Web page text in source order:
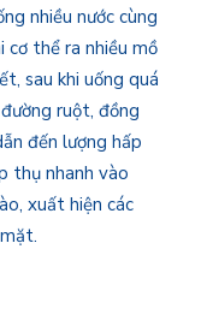
nhiều nước cùng
cơ thể ra nhiều mồ
sau khi uống quá
ruột, đồng
đến lượng hấp
thụ nhanh vào
xuất hiện các